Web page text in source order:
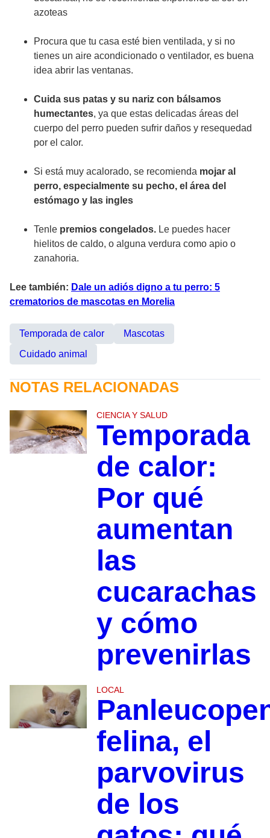
azoteas
Procura que tu casa esté bien ventilada, y si no
tienes un aire acondicionado o ventilador, es buena
idea abrir las ventanas.
Cuida sus patas y su nariz con bálsamos
humectantes, ya que estas delicadas áreas del
cuerpo del perro pueden sufrir daños y resequedad
por el calor.
Si está muy acalorado, se recomienda mojar al
perro, especialmente su pecho, el área del
estómago y las ingles
Tenle premios congelados. Le puedes hacer
hielitos de caldo, o alguna verdura como apio o
zanahoria.
Lee también: Dale un adiós digno a tu perro: 5
crematorios de mascotas en Morelia
Temporada de calor
Mascotas
Cuidado animal
NOTAS RELACIONADAS
CIENCIA Y SALUD
Temporada
de calor:
Por qué
aumentan
las
cucarachas
y cómo
prevenirlas
LOCAL
felina, el
parvovirus
de los